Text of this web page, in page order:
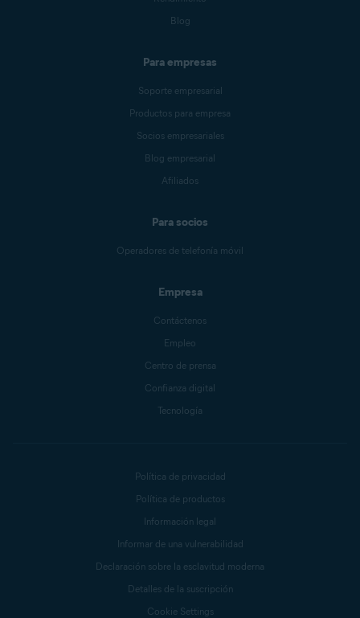
Blog
Para empresas
Soporte empresarial
Productos para empresa
Socios empresariales
Blog empresarial
Afiliados
Para socios
Operadores de telefonía móvil
Empresa
Contáctenos
Empleo
Centro de prensa
Confianza digital
Tecnología
Política de privacidad
Política de productos
Información legal
Informar de una vulnerabilidad
Declaración sobre la esclavitud moderna
Detalles de la suscripción
Cookie Settings